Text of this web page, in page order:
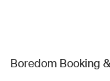
Boredom Booking